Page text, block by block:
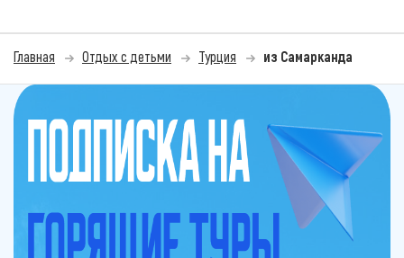
Главная Отдых с детьми Турция из Самарканда